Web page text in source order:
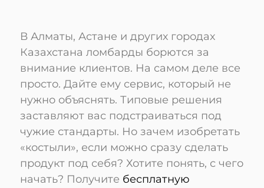
В Алматы, Астане и других городах
Казахстана ломбарды борются за
внимание клиентов. На самом деле все
просто. Дайте ему сервис, который не
нужно объяснять. Типовые решения
заставляют вас подстраиваться под
чужие стандарты. Но зачем изобретать
«костыли», если можно сразу сделать
продукт под себя? Хотите понять, с чего
начать? Получите бесплатную